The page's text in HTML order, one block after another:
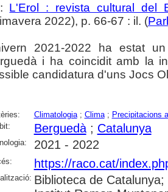
L'Erol : revista cultural del
2022), p. 66-67 : il. (
2021-2022 ha estat
i ha coincidit amb la
candidatura d'uns Jocs
Climatologia; Clima; Precipitacions
Berguedà; Catalunya
2021 - 2022
https://raco.cat/
Biblioteca de